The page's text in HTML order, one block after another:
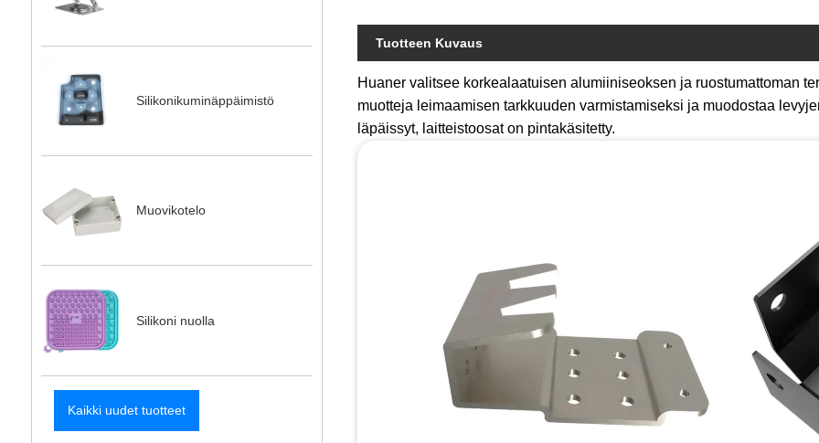
Silikonikuminäppäimistö
Muovikotelo
Silikoni nuolla
Kaikki uudet tuotteet
Tuotteen Kuvaus
Huaner valitsee korkealaatuisen alumiiniseoksen ja ruostumattoman
muotteja leimaamisen tarkkuuden varmistamiseksi ja muodostaa
läpäissyt, laitteistoosat on pintakäsitetty.